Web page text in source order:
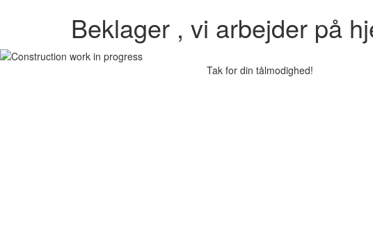
Beklager , vi arbejder på
Tak for din tålmodighed!